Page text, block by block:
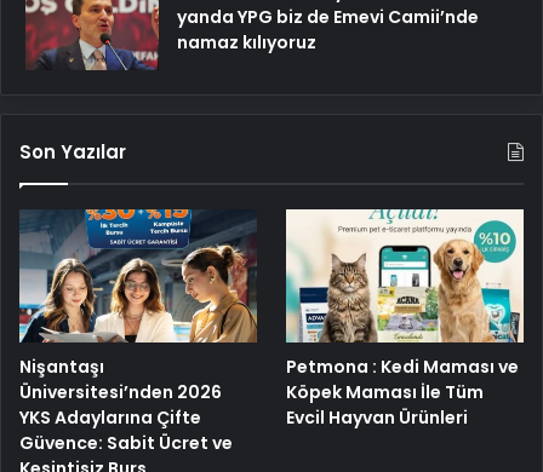
yanda YPG biz de Emevi Camii’nde
namaz kılıyoruz
Son Yazılar
Nişantaşı
Üniversitesi’nden 2026
YKS Adaylarına Çifte
Güvence: Sabit Ücret ve
Petmona : Kedi Maması ve
Köpek Maması İle Tüm
Evcil Hayvan Ürünleri